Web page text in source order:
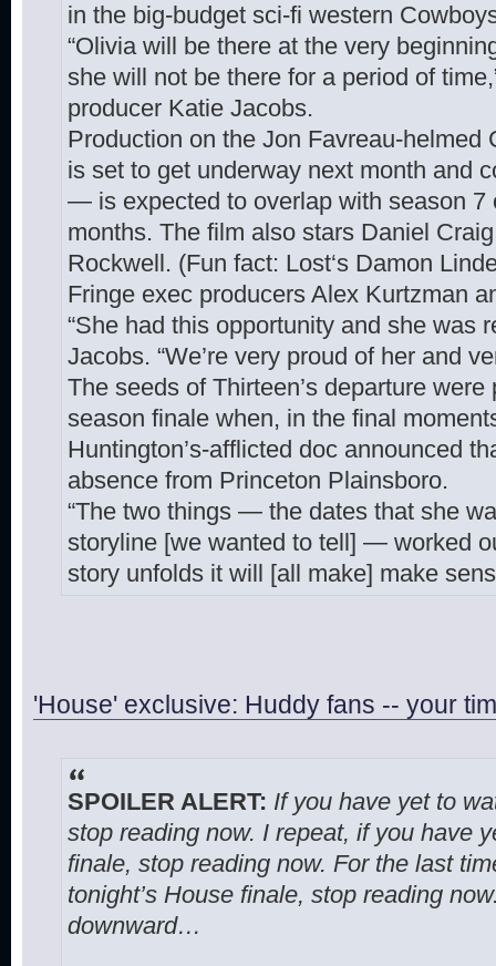
in the big-budget sci-fi western
“Olivia will be there at the very
she will not be there for a period of
producer Katie Jacobs.
Production on the Jon Favreau-
is set to get underway next month and
— is expected to overlap with season 7
months. The film also stars Daniel
Rockwell. (Fun fact: Lost‘s Damon
Fringe exec producers Alex Kurtzman
“She had this opportunity and she was
Jacobs. “We’re very proud of her and
The seeds of Thirteen’s departure were
season finale when, in the final
Huntington’s-afflicted doc announced
absence from Princeton Plainsboro.
“The two things — the dates that she
storyline [we wanted to tell] — worked
story unfolds it will [all make] make
'House' exclusive: Huddy fans -- your
SPOILER ALERT: If you have yet to
stop reading now. I repeat, if you have
finale, stop reading now. For the last
tonight’s House finale, stop reading
downward…